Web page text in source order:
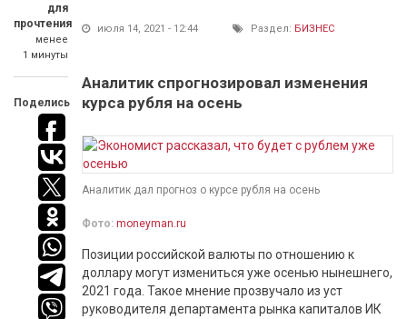
для
прочтения
менее
1 минуты
Поделись
июля 14, 2021 - 12:44 Раздел: БИЗНЕС
Аналитик спрогнозировал изменения
курса рубля на осень
Аналитик дал прогноз о курсе рубля на осень
Фото: moneyman.ru
Позиции российской валюты по отношению к
доллару могут измениться уже осенью нынешнего,
2021 года. Такое мнение прозвучало из уст
руководителя департамента рынка капиталов ИК